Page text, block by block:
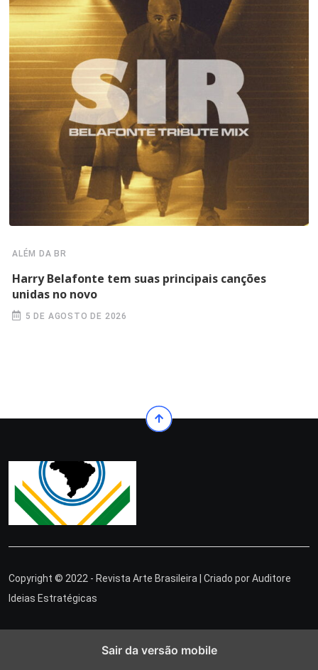
ALÉM DA BR
Harry Belafonte tem suas principais canções
unidas no novo
5 DE AGOSTO DE 2026
Copyright © 2022 - Revista Arte Brasileira | Criado porAuditore
Ideias Estratégicas
Sair da versão mobile